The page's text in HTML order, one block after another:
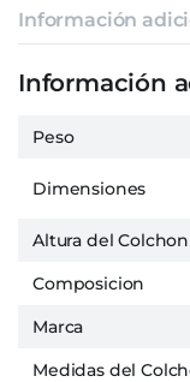
Información
Información
Peso
Dimensiones
Altura del Colchon
Composicion
Marca
Medidas del